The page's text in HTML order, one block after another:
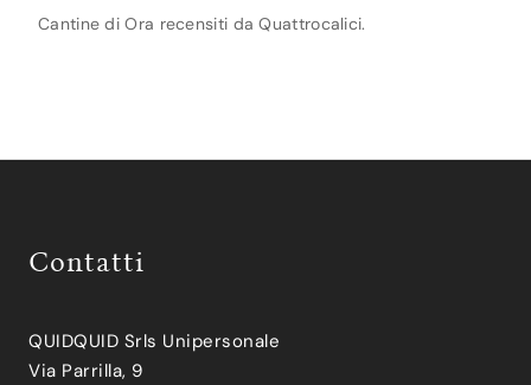
Cantine di Ora recensiti da Quattrocalici.
Contatti
QUIDQUID Srls Unipersonale
Via Parrilla, 9